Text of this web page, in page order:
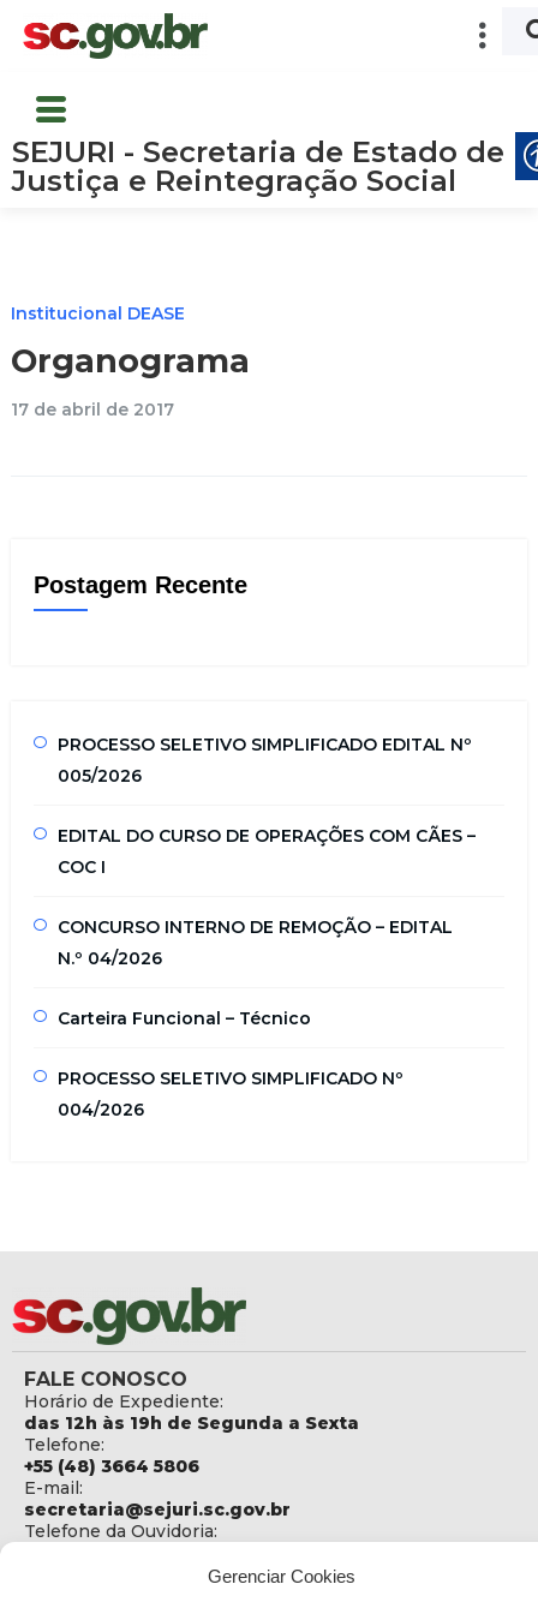
Gerenciar Cookies
SEJURI - Secretaria de Estado de
Justiça e Reintegração Social
Institucional DEASE
Organograma
17 de abril de 2017
Postagem Recente
PROCESSO SELETIVO SIMPLIFICADO EDITAL Nº
005/2026
EDITAL DO CURSO DE OPERAÇÕES COM CÃES –
COC I
CONCURSO INTERNO DE REMOÇÃO – EDITAL
N.º 04/2026
Carteira Funcional – Técnico
PROCESSO SELETIVO SIMPLIFICADO Nº
004/2026
FALE CONOSCO
Horário de Expediente:
das 12h às 19h de Segunda a Sexta
Telefone:
+55 (48) 3664 5806
E-mail:
secretaria@sejuri.sc.gov.br
Telefone da Ouvidoria: